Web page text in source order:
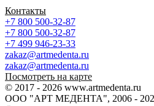
Контакты
+7 800 500-32-87
+7 800 500-32-87
+7 499 946-23-33
zakaz@artmedenta.ru
zakaz@artmedenta.ru
Посмотреть на карте
© 2017 - 2026 www.artmedenta.ru
ООО "АРТ МЕДЕНТА", 2006 -